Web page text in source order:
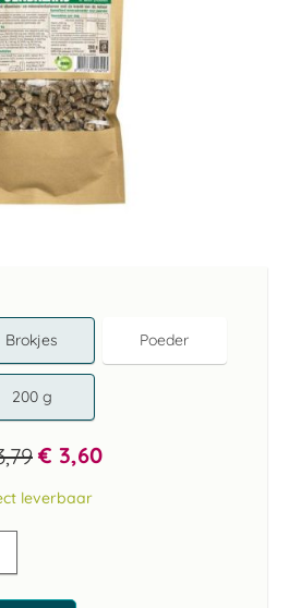
Brokjes Poeder
200 g
€ 3,60
leverbaar